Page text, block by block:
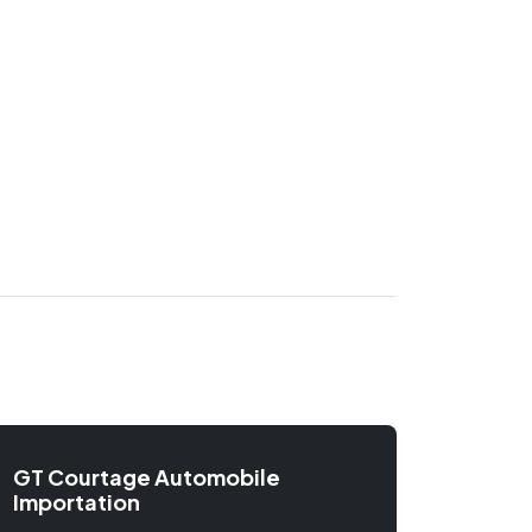
GT Courtage Automobile
Importation